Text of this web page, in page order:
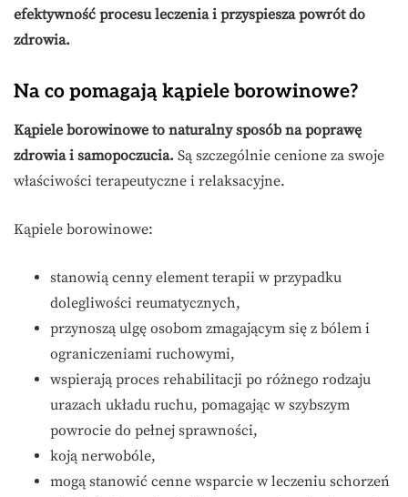
efektywność procesu leczenia i przyspiesza powrót do
zdrowia.
Na co pomagają kąpiele borowinowe?
Kąpiele borowinowe to naturalny sposób na poprawę
zdrowia i samopoczucia. Są szczególnie cenione za swoje
właściwości terapeutyczne i relaksacyjne.
Kąpiele borowinowe:
stanowią cenny element terapii w przypadku
dolegliwości reumatycznych,
przynoszą ulgę osobom zmagającym się z bólem i
ograniczeniami ruchowymi,
wspierają proces rehabilitacji po różnego rodzaju
urazach układu ruchu, pomagając w szybszym
powrocie do pełnej sprawności,
koją nerwobóle,
mogą stanowić cenne wsparcie w leczeniu schorzeń